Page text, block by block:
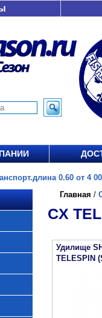
0.60 от 4
Главная /
CX
Удилище
TELESPIN